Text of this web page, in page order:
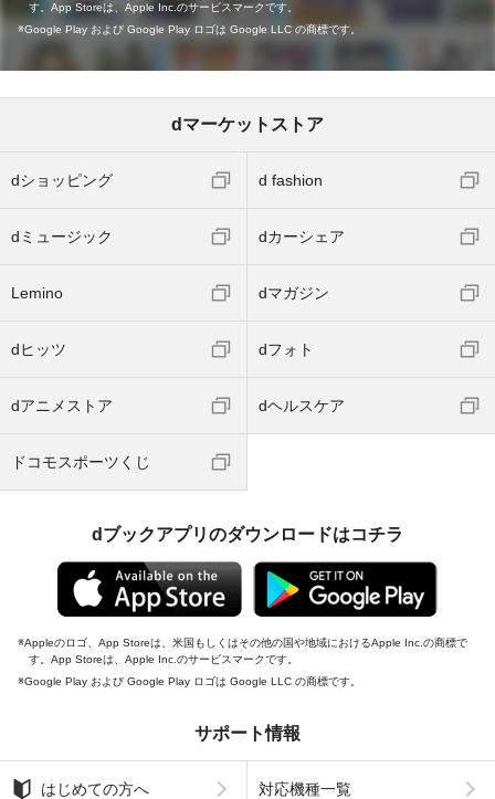
す。App Storeは、Apple Inc.のサービスマークです。
Google Play および Google Play ロゴは Google LLC の商標です。
dマーケットストア
dショッピング d fashion
dミュージック dカーシェア
Lemino dマガジン
dヒッツ dフォト
dアニメストア dヘルスケア
ドコモスポーツくじ
dブックアプリのダウンロードはコチラ
Appleのロゴ、App Storeは、米国もしくはその他の国や地域におけるApple Inc.の商標で
す。App Storeは、Apple Inc.のサービスマークです。
Google Play および Google Play ロゴは Google LLC の商標です。
サポート情報
はじめての方へ 対応機種一覧